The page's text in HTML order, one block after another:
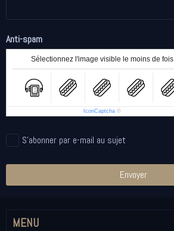
Anti-spam
Sélectionnez l'image visible le moins de fois
IconCaptcha ©
S'abonner par e-mail au sujet
Envoyer
MENU